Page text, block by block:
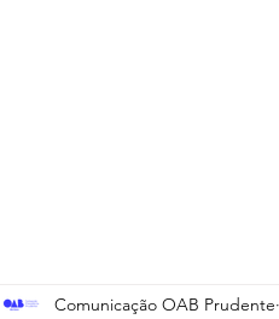
Comunicação OAB Prudente